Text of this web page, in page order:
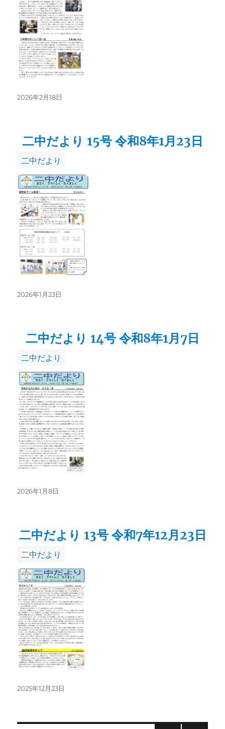
リ
ー
投
2026年2月18日
二中だより 15号 令和8年1月23日
カ
テ
ゴ
リ
ー
二中だより
投
2026年1月23日
二中だより 14号 令和8年1月7日
カ
テ
ゴ
リ
ー
二中だより
投
2026年1月8日
二中だより 13号 令和7年12月23日
カ
テ
ゴ
リ
ー
二中だより
投
2025年12月23日